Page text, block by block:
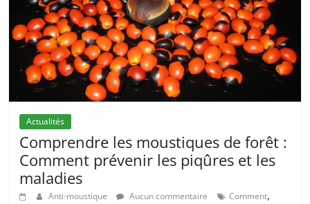
Actualités
Comprendre les moustiques de forêt :
Comment prévenir les piqûres et les
maladies
Anti-moustique Aucun commentaire Comment,